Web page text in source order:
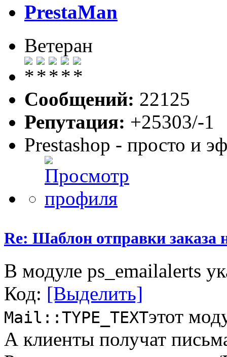
PrestaMan
Ветеран
Сообщений: 22125
Репутация: +25303/-1
Prestashop - просто и
Re: Шаблон отправки заказа
В модуле ps_emailalerts
Код: [Выделить]
Mail::TYPE_TEXTэтот
А клиенты получат